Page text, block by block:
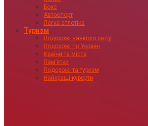
Бокс
Автоспорт
Легка атлетіка
Туризм
Подорожі навколо світу
Подорожі по Україні
Країни та міста
Пам’ятки
Подорожі та туризм
Найкращі курорти